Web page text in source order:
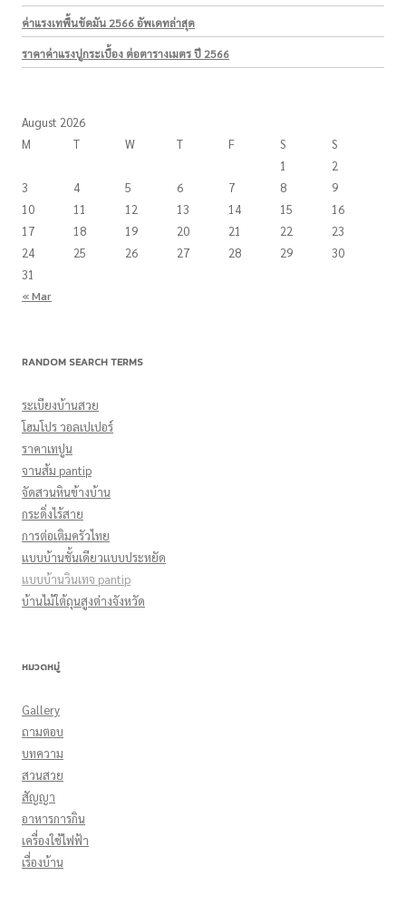
ค่าแรงเทพื้นขัดมัน 2566 อัพเดทล่าสุด
ราคาค่าแรงปูกระเบื้อง ต่อตารางเมตร ปี 2566
August 2026
M
T W T F S
S
1
2
3
4 5 6 7 8
9
10
11 12 13 14 15
16
17
18 19 20 21 22
23
24
25 26 27 28 29
30
31
« Mar
RANDOM SEARCH TERMS
ระเบียงบ้านสวย
โฮมโปร วอลเปเปอร์
ราคาเทปูน
จานส้ม pantip
จัดสวนหินข้างบ้าน
กระดิ่งไร้สาย
การต่อเติมครัวไทย
แบบบ้านชั้นเดียวแบบประหยัด
แบบบ้านวินเทจ pantip
บ้านไม้ใต้ถุนสูงต่างจังหวัด
หมวดหมู่
Gallery
ถามตอบ
บทความ
สวนสวย
สัญญา
อาหารการกิน
เครื่องใช้ไฟฟ้า
เรื่องบ้าน